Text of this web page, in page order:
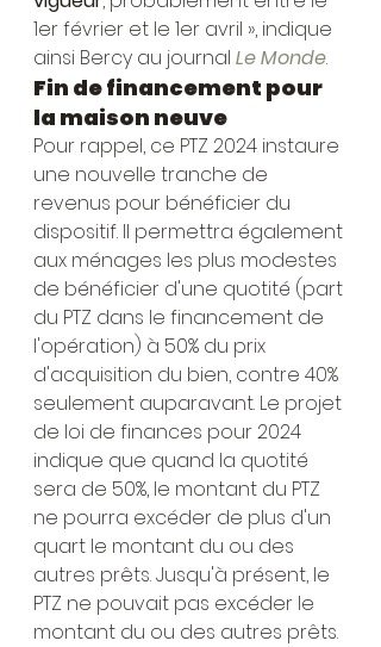
1er février et le 1er avril », indique
ainsi Bercy au journal Le Monde.
Fin de financement pour
la maison neuve
Pour rappel, ce PTZ 2024 instaure
une nouvelle tranche de
revenus pour bénéficier du
dispositif. Il permettra également
aux ménages les plus modestes
de bénéficier d'une quotité (part
du PTZ dans le financement de
l'opération) à 50% du prix
d'acquisition du bien, contre 40%
seulement auparavant. Le projet
de loi de finances pour 2024
indique que quand la quotité
sera de 50%, le montant du PTZ
ne pourra excéder de plus d'un
quart le montant du ou des
autres prêts. Jusqu'à présent, le
PTZ ne pouvait pas excéder le
montant du ou des autres prêts.